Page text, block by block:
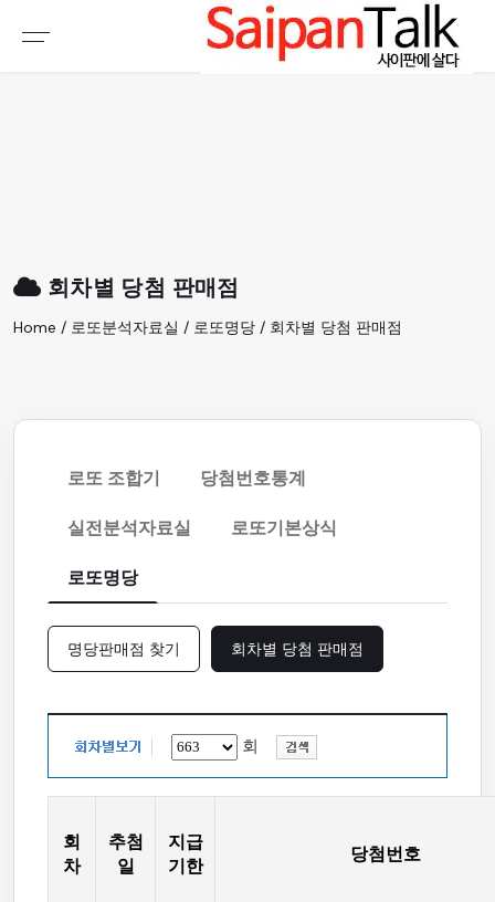
회차별 당첨 판매점
Home / 로또분석자료실 / 로또명당 / 회차별 당첨 판매점
로또 조합기
당첨번호통계
실전분석자료실
로또기본상식
로또명당
명당판매점 찾기 회차별 당첨 판매점
회
회
차
추첨
일
지급
기한
당첨번호
여행정보
생활정보
갤러리 & 동영상